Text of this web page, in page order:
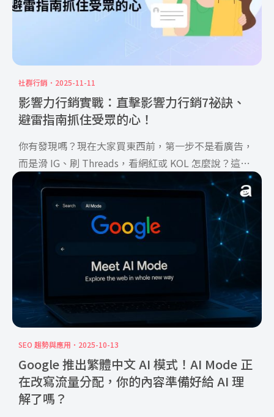
社群行銷 2025-11-11
影響力行銷實戰：直擊影響力行銷7祕訣、
避雷指南抓住受眾的心！
你有發現嗎？現在大家買東西前，第一步不是看廣告，
而是滑 IG、刷 Threads，看網紅或 KOL 怎麼說？這就
是影響力行銷的魅力！一則貼文、一支短影片，往往比
千篇一律的廣告更能打動人心。但影響力行銷絕對不是
隨便找個網紅就能成功，從選擇人選到策略規劃，裡面
其實藏了不少眉角。這篇文章會一次告訴你影響力行銷
的祕訣，還有品牌最常踩的地雷，少走冤枉路、找到實
戰靈感，讓品牌也有機會成為話題焦點！
SEO 趨勢與應用 2025-10-13
Google 推出繁體中文 AI 模式！AI Mode 正
在改寫流量分配，你的內容準備好給 AI 理
解了嗎？